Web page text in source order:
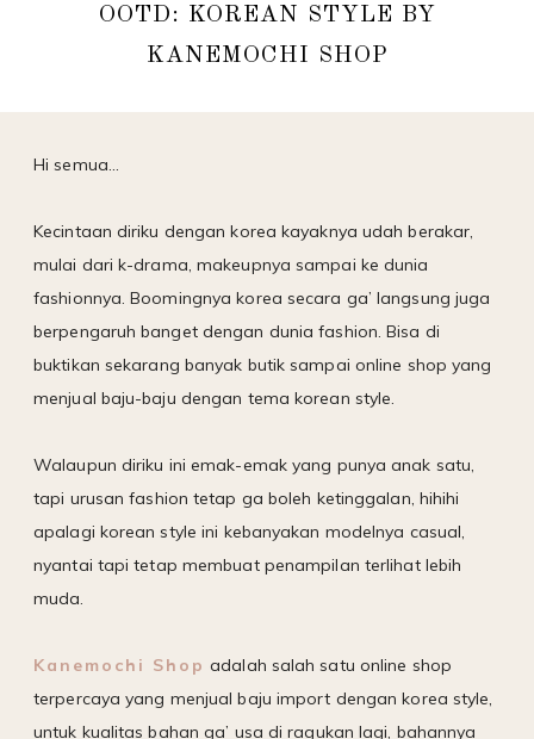
OOTD: KOREAN STYLE BY
KANEMOCHI SHOP
Hi semua...
Kecintaan diriku dengan korea kayaknya udah berakar,
mulai dari k-drama, makeupnya sampai ke dunia
fashionnya. Boomingnya korea secara ga’ langsung juga
berpengaruh banget dengan dunia fashion. Bisa di
buktikan sekarang banyak butik sampai online shop yang
menjual baju-baju dengan tema korean style.
Walaupun diriku ini emak-emak yang punya anak satu,
tapi urusan fashion tetap ga boleh ketinggalan, hihihi
apalagi korean style ini kebanyakan modelnya casual,
nyantai tapi tetap membuat penampilan terlihat lebih
muda.
Kanemochi Shop adalah salah satu online shop
terpercaya yang menjual baju import dengan korea style,
untuk kualitas bahan ga’ usa di ragukan lagi, bahannya